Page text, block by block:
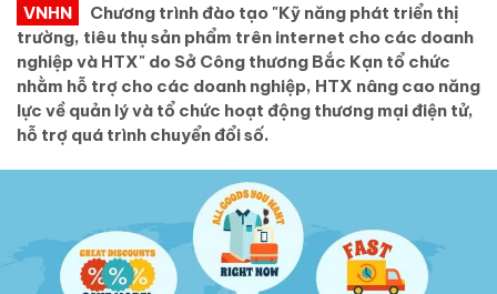
VNHN
Chương trình đào tạo "Kỹ năng phát triển thị
trường, tiêu thụ sản phẩm trên internet cho các doanh
nghiệp và HTX" do Sở Công thương Bắc Kạn tổ chức
nhằm hỗ trợ cho các doanh nghiệp, HTX nâng cao năng
lực về quản lý và tổ chức hoạt động thương mại điện tử,
hỗ trợ quá trình chuyển đổi số.